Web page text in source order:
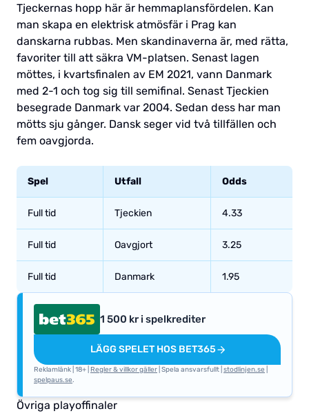
Tjeckernas hopp här är hemmaplansfördelen. Kan
man skapa en elektrisk atmösfär i Prag kan
danskarna rubbas. Men skandinaverna är, med rätta,
favoriter till att säkra VM-platsen. Senast lagen
möttes, i kvartsfinalen av EM 2021, vann Danmark
med 2-1 och tog sig till semifinal. Senast Tjeckien
besegrade Danmark var 2004. Sedan dess har man
mötts sju gånger. Dansk seger vid två tillfällen och
fem oavgjorda.
Spel Utfall Odds
Full tid Tjeckien 4.33
Full tid Oavgjort 3.25
Full tid Danmark 1.95
1 500 kr i spelkrediter
LÄGG SPELET HOS BET365
Reklamlänk | 18+ | Regler & villkor gäller | Spela ansvarsfullt | stodlinjen.se
spelpaus.se.
Övriga playoffinaler